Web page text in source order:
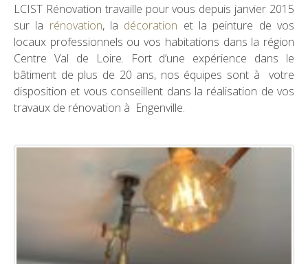
LCIST Rénovation travaille pour vous depuis janvier 2015
sur la rénovation, la décoration et la peinture de vos
locaux professionnels ou vos habitations dans la région
Centre Val de Loire. Fort d’une expérience dans le
bâtiment de plus de 20 ans, nos équipes sont à votre
disposition et vous conseillent dans la réalisation de vos
travaux de rénovation à Engenville.